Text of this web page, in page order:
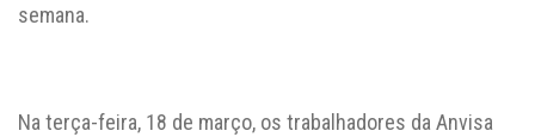
semana.
Na terça-feira, 18 de março, os trabalhadores da Anvisa